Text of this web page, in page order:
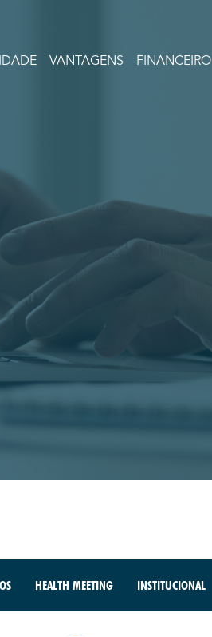
VANTAGENS FINANCEIRO
HEALTH MEETING INSTITUCIONAL